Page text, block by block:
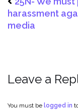
harassment
media
Leave a
You must be logged in